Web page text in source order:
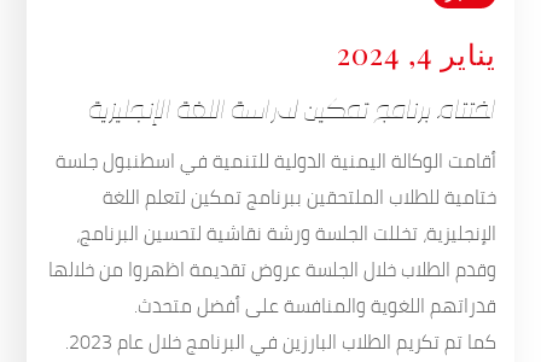
يناير 4, 2024
اختتام برنامج تمكين لدراسة اللغة الإنجليزية
أقامت الوكالة اليمنية الدولية للتنمية في اسطنبول جلسة
ختامية للطلاب الملتحقين ببرنامج تمكين لتعلم اللغة
الإنجليزية، تخللت الجلسة ورشة نقاشية لتحسين البرنامج،
وقدم الطلاب خلال الجلسة عروض تقديمة اظهروا من خلالها
قدراتهم اللغوية والمنافسة على أفضل متحدث.
كما تم تكريم الطلاب البارزين في البرنامج خلال عام 2023.